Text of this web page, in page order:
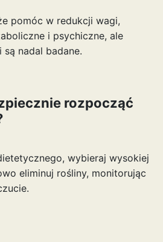
pomóc w redukcji wagi,
i psychiczne, ale
są nadal badane.
rozpocząć
wybieraj wysokiej
eliminuj rośliny, monitorując